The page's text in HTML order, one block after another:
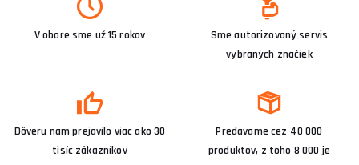
V obore sme už 15 rokov
Sme autorizovaný servis
vybraných značiek
Dôveru nám prejavilo viac ako 30
tisíc zákazníkov
Predávame cez 40 000
produktov, z toho 8 000 je